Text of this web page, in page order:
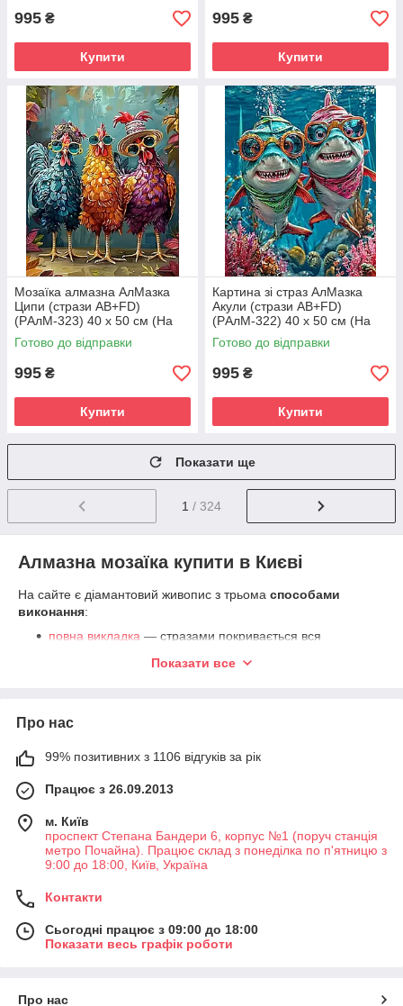
995 ₴
Купити
995 ₴
Купити
Мозаїка алмазна АлМазка
Ципи (стрази AB+FD)
(PАлМ-323) 40 х 50 см (На
підрамнику)
Готово до відправки
995 ₴
Купити
Картина зі страз АлМазка
Акули (стрази AB+FD)
(PАлМ-322) 40 х 50 см (На
підрамнику)
Готово до відправки
995 ₴
Купити
Показати ще
1 / 324
Алмазна мозаїка купити в Києві
На сайте є діамантовий живопис з трьома способами
виконання:
повна викладка — стразами покривається вся
лісі.
на підрамникуабо з полотнами, які необхідно буде
Показати все
Про нас
99% позитивних з 1106 відгуків за рік
Працює з 26.09.2013
м. Київ
проспект Степана Бандери 6, корпус №1 (поруч станція
метро Почайна). Працює склад з понеділка по п'ятницю з
9:00 до 18:00, Київ, Україна
Контакти
Сьогодні працює з 09:00 до 18:00
Показати весь графік роботи
Про нас